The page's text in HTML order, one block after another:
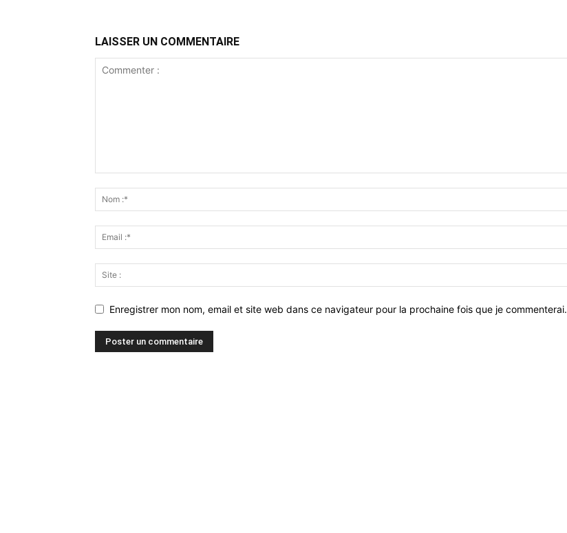
LAISSER UN COMMENTAIRE
Enregistrer mon nom, email et site web dans ce navigateur pour la prochaine fois que je commenterai.